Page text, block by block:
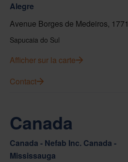
Alegre
Avenue Borges de Medeiros, 1771
Sapucaia do Sul
Afficher sur la carte
Contact
Canada
Canada - Nefab Inc. Canada -
Mississauga